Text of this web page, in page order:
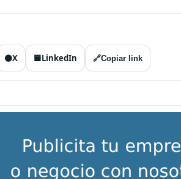
⚫X 🟦LinkedIn 🔗Copiar link